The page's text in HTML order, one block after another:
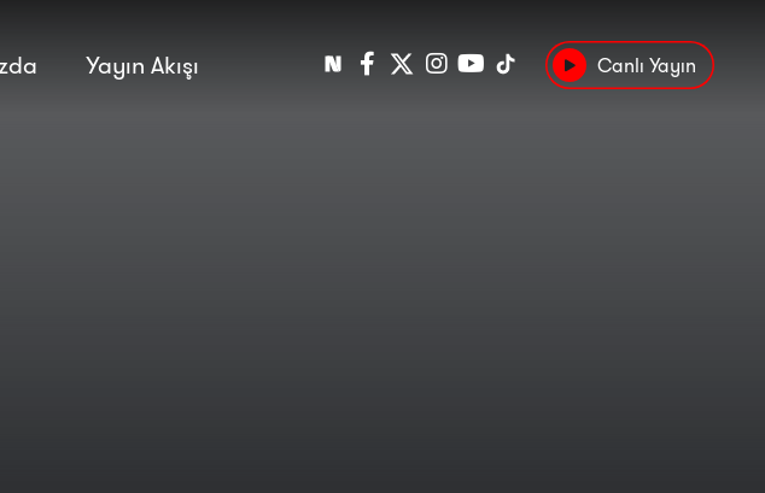
Yayın Akışı Canlı Yayın